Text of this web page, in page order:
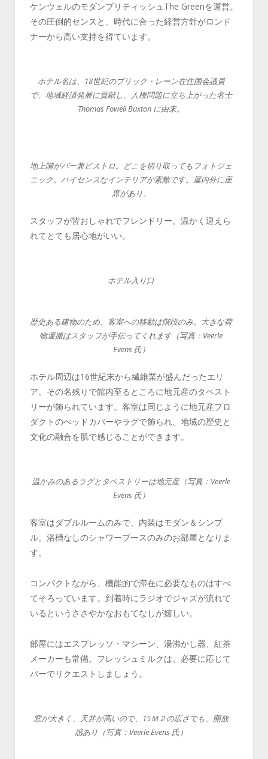
ケンウェルのモダンブリティッシュThe Greenを運営。
その圧倒的センスと、時代に合った経営方針がロンド
ナーから高い支持を得ています。
ホテル名は、18世紀のブリック・レーン在住国会議員
で、地域経済発展に貢献し、人権問題に立ち上がった名士
Thomas Fowell Buxton に由来。
地上階がバー兼ビストロ。どこを切り取ってもフォトジェ
ニック。ハイセンスなインテリアが素敵です。屋内外に座
席があり。
スタッフが皆おしゃれでフレンドリー。温かく迎えら
れてとても居心地がいい。
ホテル入り口
歴史ある建物のため、客室への移動は階段のみ。大きな荷
物運搬はスタッフが手伝ってくれます（写真：Veerle
Evens 氏）
ホテル周辺は16世紀末から繊維業が盛んだったエリ
ア。その名残りで館内至るところに地元産のタペスト
リーが飾られています。客室は同じように地元産プロ
ダクトのべッドカバーやラグで飾られ、地域の歴史と
文化の融合を肌で感じることができます。
温かみのあるラグとタペストリーは地元産（写真：Veerle
Evens 氏）
客室はダブルルームのみで、内装はモダン＆シンプ
ル。浴槽なしのシャワーブースのみのお部屋となりま
す。
コンパクトながら、機能的で滞在に必要なものはすべ
てそろっています。到着時にラジオでジャズが流れて
いるというささやかなおもてなしが嬉しい。
部屋にはエスプレッソ・マシーン、 湯沸かし器、紅茶
メーカーも常備。 フレッシュミルクは、必要に応じて
バーでリクエストしましょう。
窓が大きく、天井が高いので、15Ｍ２の広さでも、開放
感あり（写真：Veerle Evens 氏）